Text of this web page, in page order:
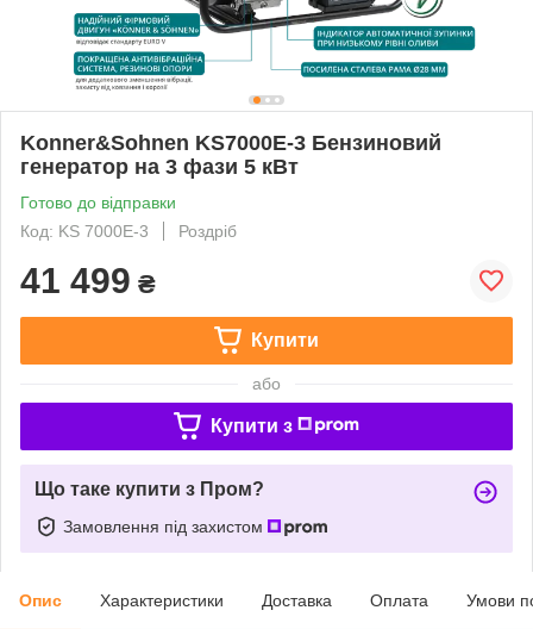
Konner&Sohnen KS7000Е-3 Бензиновий
генератор на 3 фази 5 кВт
Готово до відправки
Код: KS 7000E-3
Роздріб
41 499 ₴
Купити
або
Купити з
Що таке купити з Пром?
Замовлення під захистом
Опис Характеристики Доставка Оплата Умови